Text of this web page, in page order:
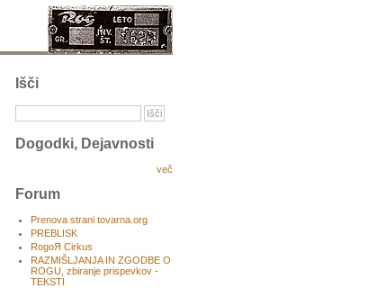
Išči
Dogodki, Dejavnosti
več
Forum
Prenova strani tovarna.org
PREBLISK
RogoЯ Cirkus
RAZMIŠLJANJA IN ZGODBE O
ROGU, zbiranje prispevkov -
TEKSTI